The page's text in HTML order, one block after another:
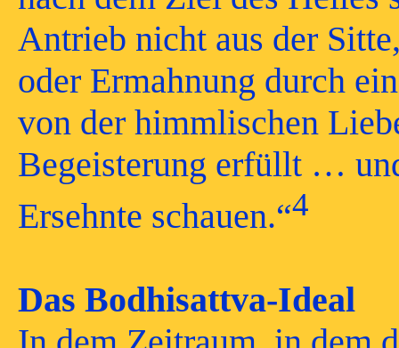
Antrieb nicht aus der
oder Ermahnung durch
von der himmlischen
Begeisterung erfüllt …
Ersehnte schauen.“4
Das Bodhisattva-Ideal